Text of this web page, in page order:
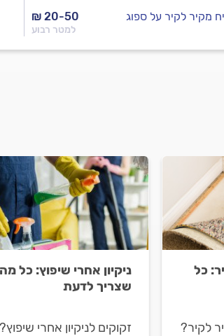
₪ 20-50
למטר רבוע
מקיר לקיר על ספוג
כל
לקיר?
ניקיון אחרי שיפוץ: כל מה
שצריך לדעת
זקוקים לניקיון אחרי שיפוץ?